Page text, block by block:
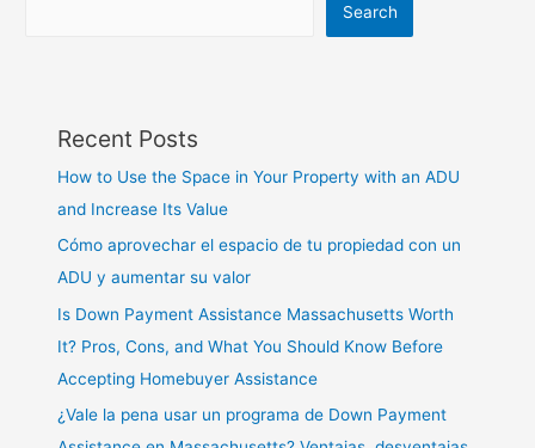
Search
Recent Posts
How to Use the Space in Your Property with an ADU
and Increase Its Value
Cómo aprovechar el espacio de tu propiedad con un
ADU y aumentar su valor
Is Down Payment Assistance Massachusetts Worth
It? Pros, Cons, and What You Should Know Before
Accepting Homebuyer Assistance
¿Vale la pena usar un programa de Down Payment